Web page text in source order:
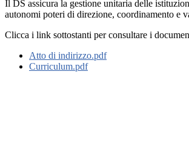
Il DS assicura la gestione unitaria delle
autonomi poteri di direzione, coordinamento e
Clicca i link sottostanti per consultare i
Atto di indirizzo.pdf
Curriculum.pdf